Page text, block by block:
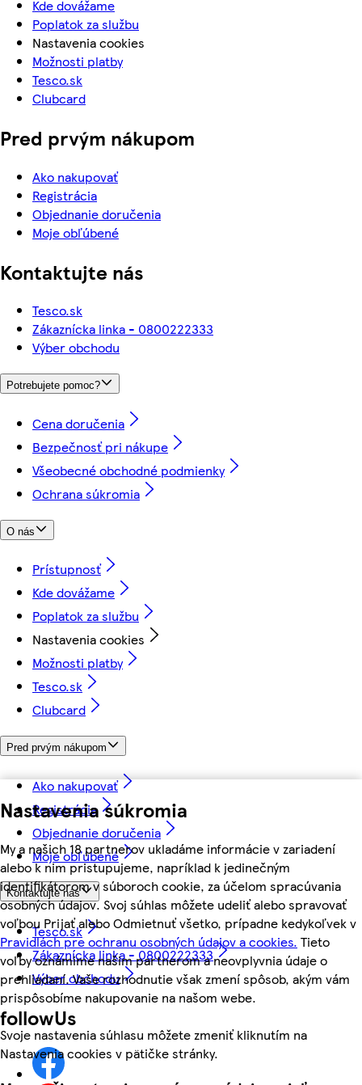
Nastavenia súkromia
My a našich 18 partnerov ukladáme informácie v zariadení
alebo k nim pristupujeme, napríklad k jedinečným
identifikátorom v súboroch cookie, za účelom spracúvania
osobných údajov. Svoj súhlas môžete udeliť alebo spravovať
voľbou Prijať alebo Odmietnuť všetko, prípadne kedykoľvek v
Pravidlách pre ochranu osobných údajov a cookies. Tieto
voľby oznámime našim partnerom a neovplyvnia údaje o
prehliadaní. Vaše rozhodnutie však zmení spôsob, akým vám
prispôsobíme nakupovanie na našom webe.
Svoje nastavenia súhlasu môžete zmeniť kliknutím na
Nastavenia cookies v pätičke stránky.
Kde dovážame
Poplatok za službu
Nastavenia cookies
Možnosti platby
Tesco.sk
Clubcard
Pred prvým nákupom
Ako nakupovať
Registrácia
Objednanie doručenia
Moje obľúbené
Kontaktujte nás
Tesco.sk
Zákaznícka linka - 0800222333
Výber obchodu
Potrebujete pomoc?
Cena doručenia
Bezpečnosť pri nákupe
Všeobecné obchodné podmienky
Ochrana súkromia
O nás
Prístupnosť
Kde dovážame
Poplatok za službu
Nastavenia cookies
Možnosti platby
Tesco.sk
Clubcard
Pred prvým nákupom
Ako nakupovať
Registrácia
Objednanie doručenia
Moje obľúbené
Kontaktujte nás
Tesco.sk
Zákaznícka linka - 0800222333
Výber obchodu
followUs